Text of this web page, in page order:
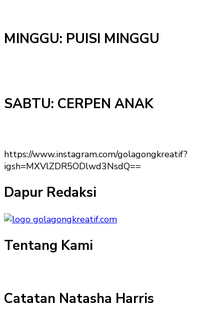
MINGGU: PUISI MINGGU
SABTU: CERPEN ANAK
https://www.instagram.com/golagongkreatif?
igsh=MXVlZDR5ODlwd3NsdQ==
Dapur Redaksi
Tentang Kami
Catatan Natasha Harris